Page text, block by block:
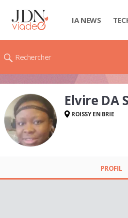
IA NEWS
Rechercher
Elvire DA
ROISSY EN BRIE
PROFIL